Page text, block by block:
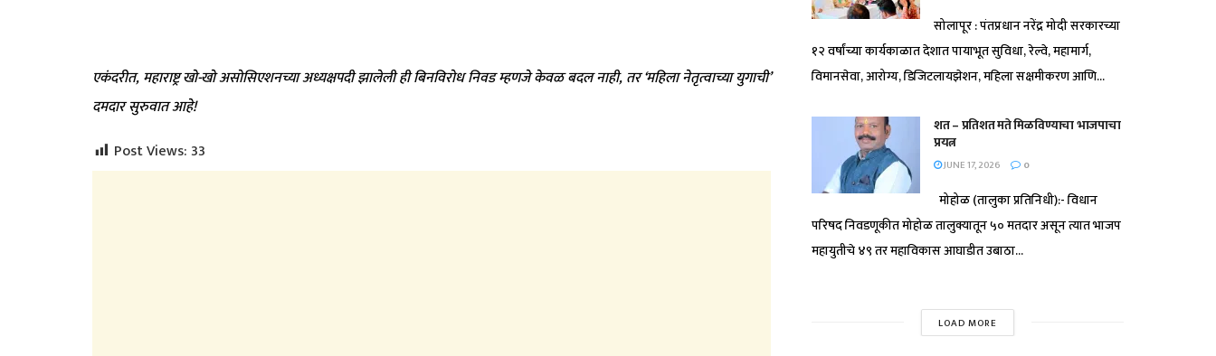
एकंदरीत,महाराष्ट्र खो-खो असोसिएशनच्या अध्यक्षपदी झालेली ही बिनविरोध निवड म्हणजे केवळ बदल नाही,तर ‘महिला नेतृत्वाच्या युगाची’
दमदार सुरुवात आहे!
Post Views:33
सोलापूर : पंतप्रधान नरेंद्र मोदी सरकारच्या
१२ वर्षांच्या कार्यकाळात देशात पायाभूत सुविधा, रेल्वे, महामार्ग,
विमानसेवा, आरोग्य, डिजिटलायझेशन, महिला सक्षमीकरण आणि...
शत – प्रतिशत मते मिळविण्याचा भाजपाचा
प्रयत्न
JUNE 17, 2026 0
मोहोळ (तालुका प्रतिनिधी):- विधान
परिषद निवडणूकीत मोहोळ तालुक्यातून ५० मतदार असून त्यात भाजप
महायुतीचे ४९ तर महाविकास आघाडीत उबाठा...
LOAD MORE